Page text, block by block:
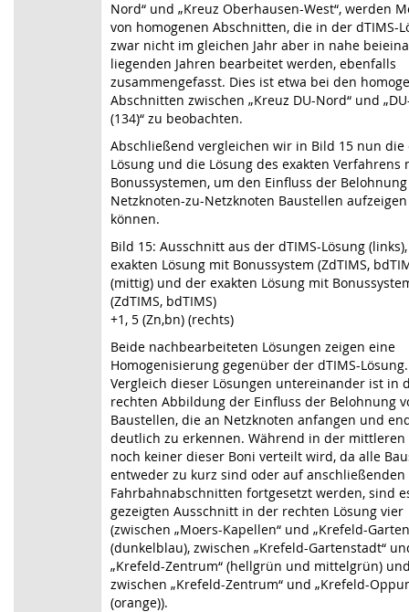
Nord“ und „Kreuz Oberhausen-West“, werden
von homogenen Abschnitten, die in der dTIMS-
zwar nicht im gleichen Jahr aber in nahe
liegenden Jahren bearbeitet werden, ebenfalls
zusammengefasst. Dies ist etwa bei den
Abschnitten zwischen „Kreuz DU-Nord“ und
(134)“ zu beobachten.
Abschließend vergleichen wir in Bild 15 nun die
Lösung und die Lösung des exakten Verfahrens
Bonussystemen, um den Einfluss der
Netzknoten-zu-Netzknoten Baustellen
können.
Bild 15: Ausschnitt aus der dTIMS-Lösung
exakten Lösung mit Bonussystem (ZdTIMS,
(mittig) und der exakten Lösung mit
(ZdTIMS, bdTIMS)
+1, 5 (Zn,bn) (rechts)
Beide nachbearbeiteten Lösungen zeigen eine
Homogenisierung gegenüber der dTIMS-
Vergleich dieser Lösungen untereinander ist in
rechten Abbildung der Einfluss der Belohnung
Baustellen, die an Netzknoten anfangen und
deutlich zu erkennen. Während in der mittleren
noch keiner dieser Boni verteilt wird, da alle
entweder zu kurz sind oder auf anschließenden
Fahrbahnabschnitten fortgesetzt werden, sind
gezeigten Ausschnitt in der rechten Lösung vier
(zwischen „Moers-Kapellen“ und „Krefeld-
(dunkelblau), zwischen „Krefeld-Gartenstadt“
„Krefeld-Zentrum“ (hellgrün und mittelgrün)
zwischen „Krefeld-Zentrum“ und „Krefeld-
(orange)).